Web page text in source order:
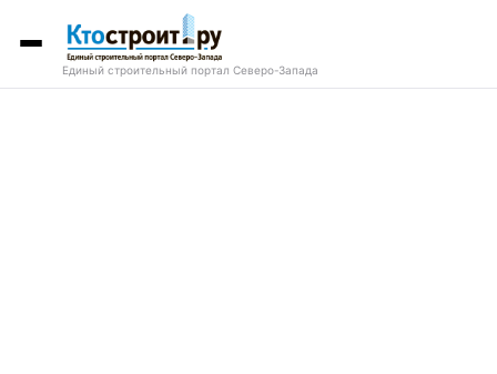
Единый строительный портал Северо-Запада